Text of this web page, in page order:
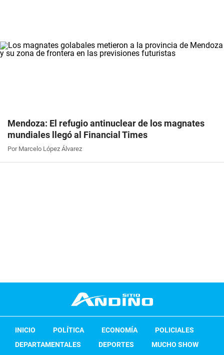
Mendoza: El refugio antinuclear de los magnates
mundiales llegó al Financial Times
Por Marcelo López Álvarez
INICIO POLÍTICA ECONOMÍA
POLICIALES
DEPARTAMENTALES
DEPORTES
MUCHO SHOW